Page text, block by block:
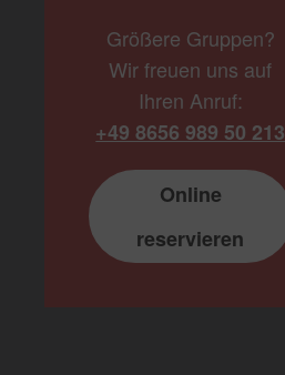
Größere Gruppen?
Wir freuen uns auf
Ihren Anruf:
+49 8656 989 50 213
Online
reservieren